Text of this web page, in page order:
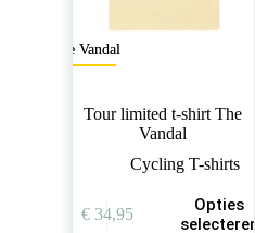
The Vandal
Tour limited t-shirt The
Vandal
Cycling T-shirts
€34,95
Opties
selecteren
product